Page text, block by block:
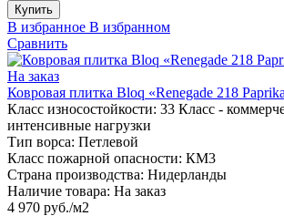
Купить
В избранное В избранном
Сравнить
На заказ
Ковровая плитка Bloq «Renegade 218
Класс износостойкости: 33 Класс -
интенсивные нагрузки
Тип ворса: Петлевой
Класс пожарной опасности: КМ3
Страна производства: Нидерланды
Наличие товара: На заказ
4 970 руб./м2